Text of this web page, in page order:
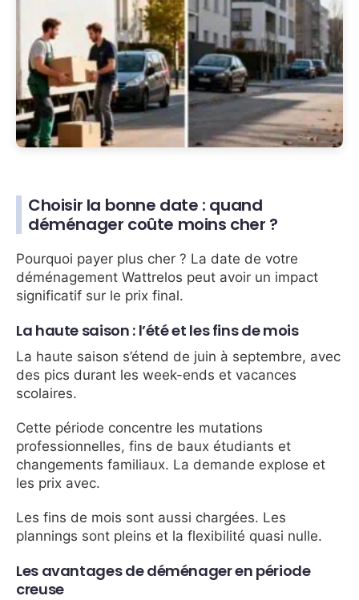
Choisir la bonne date : quand
déménager coûte moins cher ?
Pourquoi payer plus cher ? La date de votre
déménagement Wattrelos peut avoir un impact
significatif sur le prix final.
La haute saison : l’été et les fins de mois
La haute saison s’étend de juin à septembre, avec
des pics durant les week-ends et vacances
scolaires.
Cette période concentre les mutations
professionnelles, fins de baux étudiants et
changements familiaux. La demande explose et
les prix avec.
Les fins de mois sont aussi chargées. Les
plannings sont pleins et la flexibilité quasi nulle.
Les avantages de déménager en période
creuse